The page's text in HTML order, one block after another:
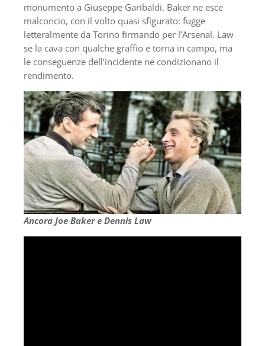
monumento a Giuseppe Garibaldi. Baker ne esce
malconcio, con il volto quasi sfigurato: fugge
letteralmente da Torino firmando per l’Arsenal. Law
se la cava con qualche graffio e torna in campo, ma
le conseguenze dell’incidente ne condizionano il
rendimento.
Ancora Joe Baker e Dennis Law